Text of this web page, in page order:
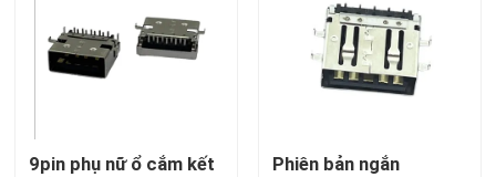
Tham quan nhà máy
Kiểm soát chất lượng
9pin phụ nữ ổ cắm kết
Phiên bản ngắn